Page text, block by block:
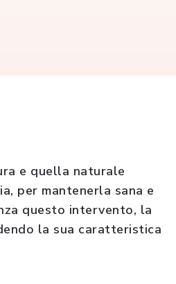
e quella naturale
per mantenerla sana e
questo intervento, la
la sua caratteristica